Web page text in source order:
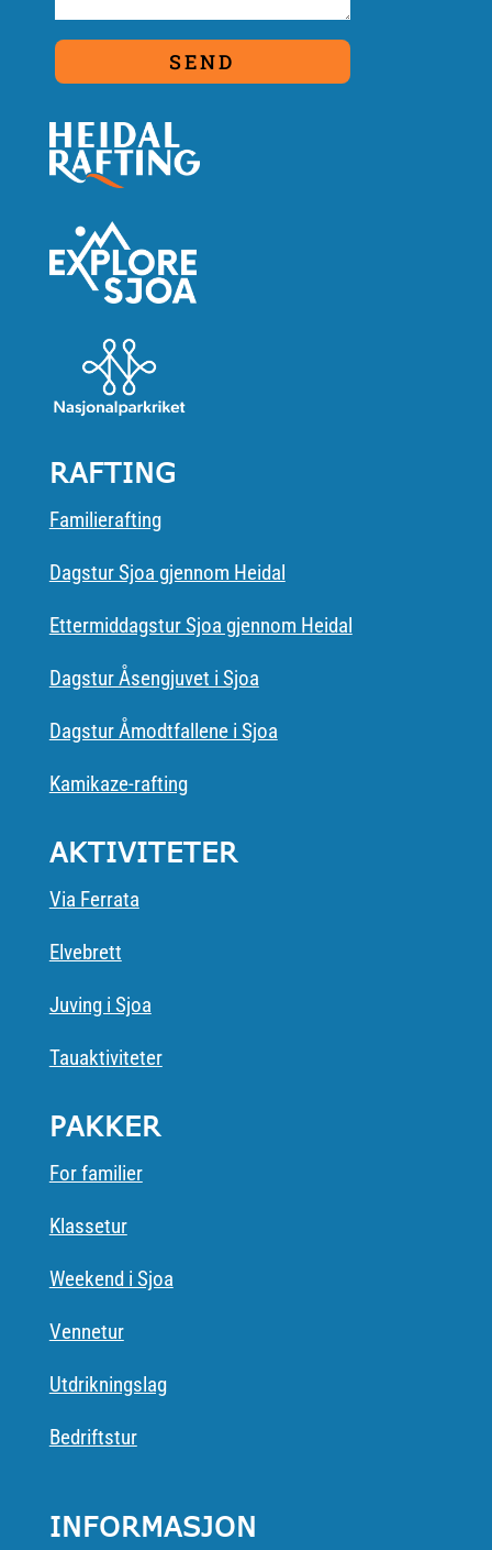
RAFTING
Familierafting
Dagstur Sjoa gjennom Heidal
Ettermiddagstur Sjoa gjennom Heidal
Dagstur Åsengjuvet i Sjoa
Dagstur Åmodtfallene i Sjoa
Kamikaze-rafting
AKTIVITETER
Via Ferrata
Elvebrett
Juving i Sjoa
Tauaktiviteter
PAKKER
For familier
Klassetur
Weekend i Sjoa
Vennetur
Utdrikningslag
Bedriftstur
INFORMASJON